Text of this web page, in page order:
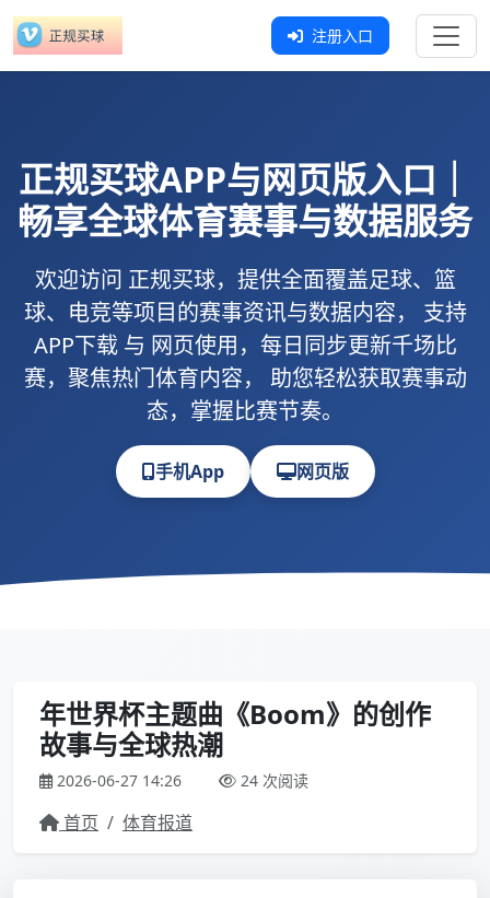
注册入口
正规买球APP与网页版入口｜
畅享全球体育赛事与数据服务
欢迎访问 正规买球，提供全面覆盖足球、篮
球、电竞等项目的赛事资讯与数据内容， 支持
APP下载与 网页使用，每日同步更新千场比
赛，聚焦热门体育内容， 助您轻松获取赛事动
态，掌握比赛节奏。
手机App 网页版
年世界杯主题曲《Boom》的创作
故事与全球热潮
2026-06-27 14:26 24 次阅读
首页 / 体育报道